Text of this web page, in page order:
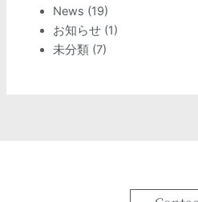
News (19)
お知らせ (1)
未分類 (7)